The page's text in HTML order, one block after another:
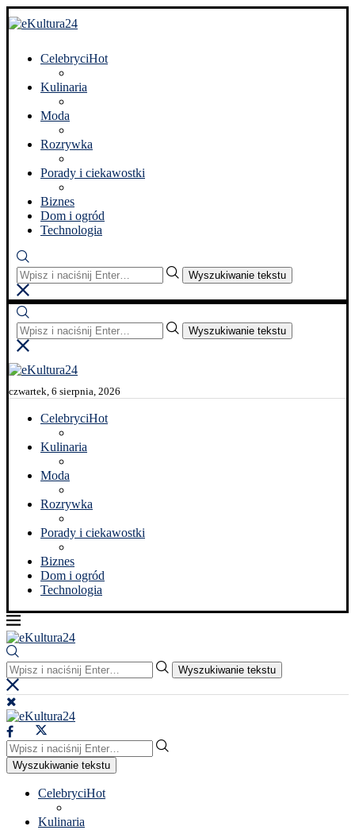
CelebryciHot
Kulinaria
Moda
Rozrywka
Porady i ciekawostki
Biznes
Dom i ogród
Technologia
Wyszukiwanie tekstu
Wyszukiwanie tekstu
czwartek, 6 sierpnia, 2026
CelebryciHot
Kulinaria
Moda
Rozrywka
Porady i ciekawostki
Biznes
Dom i ogród
Technologia
Wyszukiwanie tekstu
Wyszukiwanie tekstu
CelebryciHot
Kulinaria